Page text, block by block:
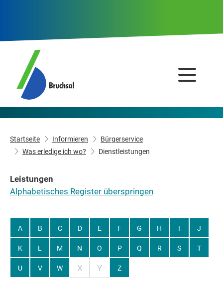
Startseite Informieren
Bürgerservice
Was erledige ich wo?
Dienstleistungen
Leistungen
Alphabetisches Register überspringen
A B C D E F G H I J
K L M N O P Q R S T
U V W X Y Z